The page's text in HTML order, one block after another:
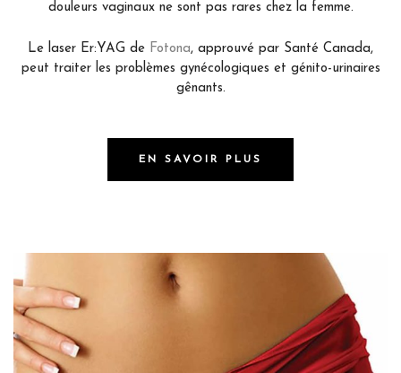
douleurs vaginaux ne sont pas rares chez la femme.
Le laser Er:YAG de Fotona, approuvé par Santé Canada,
peut traiter les problèmes gynécologiques et génito-urinaires
gênants.
EN SAVOIR PLUS